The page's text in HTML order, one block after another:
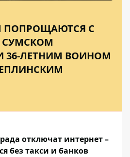
ПОПРОЩАЮТСЯ С
36-ЛЕТНИМ ВОИНОМ
отключат интернет –
без такси и банков